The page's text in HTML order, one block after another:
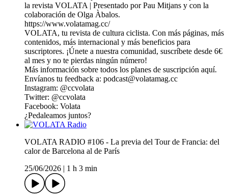
la⁠ ⁠⁠⁠⁠⁠⁠⁠⁠⁠⁠⁠⁠⁠⁠⁠⁠⁠⁠⁠⁠⁠⁠⁠⁠⁠⁠⁠⁠⁠⁠⁠⁠⁠⁠⁠⁠⁠⁠⁠⁠⁠⁠⁠⁠⁠⁠⁠⁠⁠⁠⁠⁠⁠⁠⁠⁠⁠⁠r⁠⁠⁠⁠ev⁠ista VOLATA⁠⁠⁠⁠⁠⁠⁠⁠⁠⁠⁠⁠⁠⁠⁠⁠⁠⁠⁠⁠⁠⁠⁠⁠⁠⁠⁠⁠⁠⁠⁠⁠⁠⁠⁠⁠⁠⁠⁠⁠⁠⁠⁠⁠⁠⁠⁠⁠⁠⁠⁠⁠⁠⁠⁠⁠⁠⁠⁠⁠⁠⁠⁠⁠⁠⁠⁠⁠⁠⁠⁠⁠⁠⁠⁠⁠⁠⁠⁠⁠ ⁠⁠⁠⁠⁠⁠| Presentado por Pau Mitjans y con la
colaboración de Olga Àbalos.
https://www.volatamag.cc/
VOLATA, tu revista de cultura ciclista. Con más páginas, más
contenidos, más internacional y más beneficios para
suscriptores. ¡Únete a nuestra comunidad, suscríbete desde 6€
al mes y no te pierdas ningún número!
Más información sobre todos los planes de suscripción⁠⁠ ⁠⁠⁠⁠⁠⁠⁠⁠⁠⁠⁠⁠⁠⁠⁠⁠⁠⁠⁠⁠⁠⁠⁠⁠⁠⁠⁠⁠⁠⁠⁠⁠⁠⁠⁠⁠⁠⁠⁠⁠⁠⁠⁠⁠⁠⁠⁠⁠⁠⁠⁠⁠⁠⁠⁠⁠⁠⁠⁠⁠⁠⁠aquí⁠⁠⁠⁠⁠⁠⁠⁠⁠⁠⁠⁠⁠⁠⁠⁠⁠⁠⁠⁠⁠⁠⁠⁠⁠⁠⁠⁠⁠⁠⁠⁠⁠⁠⁠⁠⁠⁠⁠⁠⁠⁠⁠⁠⁠⁠⁠⁠⁠⁠.⁠⁠⁠⁠⁠⁠⁠⁠⁠⁠⁠⁠⁠⁠
Envíanos tu feedback a: ⁠⁠⁠⁠⁠⁠⁠⁠⁠⁠⁠⁠⁠⁠⁠⁠⁠⁠⁠⁠⁠⁠podcast@volatamag.cc⁠⁠⁠⁠⁠⁠⁠⁠⁠⁠⁠⁠⁠⁠⁠⁠⁠⁠⁠⁠⁠⁠
Instagram: ⁠⁠⁠⁠⁠⁠⁠⁠⁠⁠⁠⁠⁠⁠⁠⁠⁠⁠⁠⁠⁠⁠⁠⁠⁠⁠⁠⁠⁠⁠⁠⁠⁠⁠⁠⁠⁠⁠⁠⁠⁠⁠⁠⁠⁠⁠⁠⁠⁠⁠⁠⁠⁠⁠⁠⁠⁠⁠⁠⁠⁠⁠⁠⁠@⁠ccvolata⁠⁠⁠⁠⁠⁠⁠⁠⁠⁠⁠⁠⁠⁠⁠⁠⁠⁠⁠⁠⁠⁠⁠⁠⁠⁠⁠⁠⁠⁠⁠⁠⁠⁠⁠⁠⁠⁠⁠⁠⁠⁠⁠⁠⁠⁠⁠⁠⁠⁠⁠⁠⁠⁠⁠⁠⁠⁠⁠⁠⁠⁠⁠⁠⁠
Twitter:⁠ ⁠⁠⁠⁠⁠⁠⁠⁠⁠⁠⁠⁠⁠⁠⁠⁠⁠⁠⁠⁠⁠⁠⁠⁠⁠⁠⁠⁠⁠⁠⁠⁠⁠⁠⁠⁠⁠⁠⁠⁠⁠⁠⁠⁠⁠⁠⁠⁠⁠⁠⁠⁠⁠⁠⁠⁠⁠⁠⁠⁠⁠⁠⁠@ccvolata⁠⁠⁠⁠⁠⁠⁠⁠⁠⁠⁠⁠⁠⁠⁠⁠⁠⁠⁠⁠⁠⁠⁠⁠⁠⁠⁠⁠⁠⁠⁠⁠⁠⁠⁠⁠⁠⁠⁠⁠⁠⁠⁠⁠⁠⁠⁠⁠⁠⁠⁠⁠⁠⁠⁠⁠⁠⁠⁠⁠⁠⁠⁠⁠
Facebook:⁠ ⁠⁠⁠⁠⁠⁠⁠⁠⁠⁠⁠⁠⁠⁠⁠⁠⁠⁠⁠⁠⁠⁠⁠⁠⁠⁠⁠⁠⁠⁠⁠⁠⁠⁠⁠⁠⁠⁠⁠⁠⁠⁠⁠⁠⁠⁠⁠⁠⁠⁠⁠⁠⁠⁠⁠⁠⁠⁠⁠⁠⁠⁠⁠Volata⁠⁠⁠⁠⁠⁠⁠⁠⁠⁠⁠⁠⁠⁠⁠⁠⁠⁠⁠⁠⁠⁠⁠⁠⁠⁠⁠⁠⁠⁠⁠⁠⁠⁠⁠⁠⁠⁠⁠⁠⁠⁠⁠⁠⁠⁠⁠⁠⁠⁠⁠⁠⁠⁠⁠⁠⁠⁠⁠⁠⁠⁠⁠⁠
¿Pedaleamos juntos?
VOLATA RADIO #106 - La previa del Tour de Francia: del
calor de Barcelona al de París
25/06/2026
1 h 3 min